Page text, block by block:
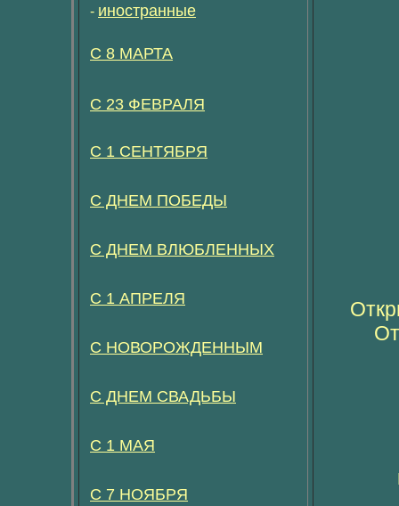
- иностранные
С 8 МАРТА
С 23 ФЕВРАЛЯ
С 1 СЕНТЯБРЯ
С ДНЕМ ПОБЕДЫ
С ДНЕМ ВЛЮБЛЕННЫХ
С 1 АПРЕЛЯ
С НОВОРОЖДЕННЫМ
С ДНЕМ СВАДЬБЫ
С 1 МАЯ
С 7 НОЯБРЯ